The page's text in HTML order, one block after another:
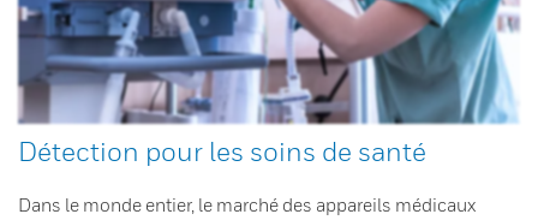
Détection pour les soins de santé
Dans le monde entier, le marché des appareils médicaux